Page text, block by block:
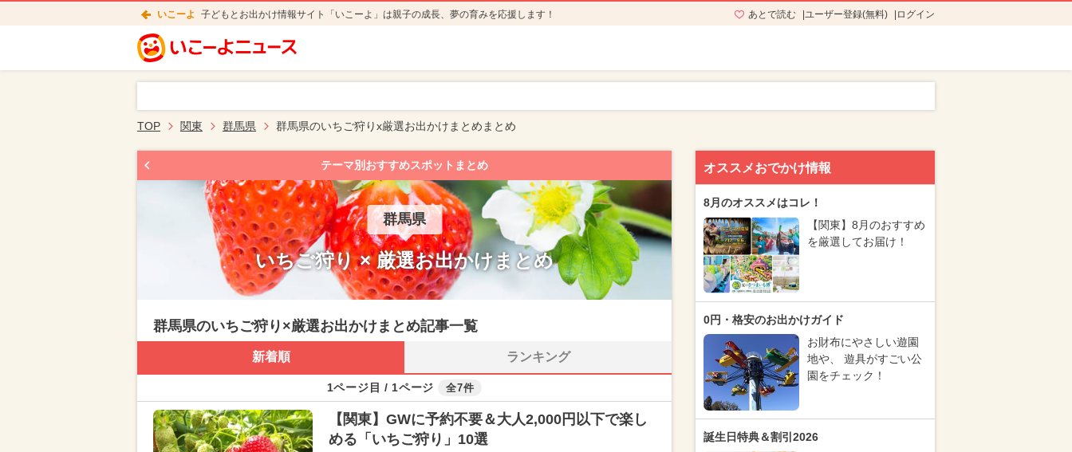
いこーよ 子どもとお出かけ情報サイト「いこーよ」は親子の成長、夢の育みを応援します！ あとで読む ユーザー登録(無料) ログイン
TOP 関東 群馬県 群馬県のいちご狩りx厳選お出かけまとめまとめ
テーマ別おすすめスポットまとめ
群馬県
いちご狩り × 厳選お出かけまとめ
群馬県のいちご狩り×厳選お出かけまとめ記事一覧
新着順 ランキング
1ページ目 / 1ページ 全7件
【関東】GWに予約不要＆大人2,000円以下で楽し
める「いちご狩り」10選
オススメおでかけ情報
8月のオススメはコレ！
【関東】8月のおすすめ
を厳選してお届け！
0円・格安のお出かけガイド
お財布にやさしい遊園
地や、 遊具がすごい公
園をチェック！
誕生日特典＆割引2026